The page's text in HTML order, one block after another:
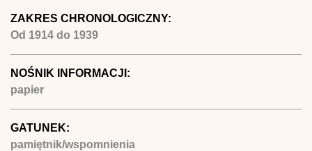
ZAKRES CHRONOLOGICZNY:
Od 1914 do 1939
NOŚNIK INFORMACJI:
papier
GATUNEK:
pamiętnik/wspomnienia